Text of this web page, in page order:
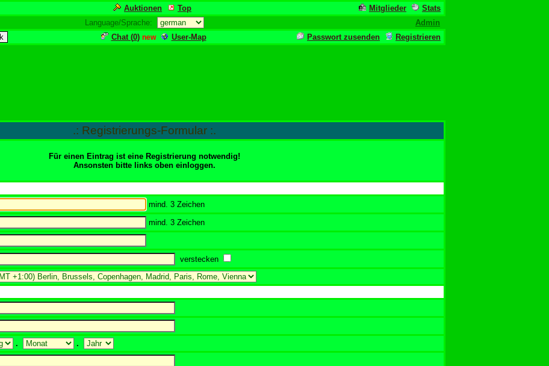
Auktionen Top Mitglieder
Stats
Language/Sprache:
Admin
Chat (0) new User-Map Passwort zusenden Registrieren
.: Registrierungs-Formular :.
Für einen Eintrag ist eine Registrierung notwendig!
Ansonsten bitte links oben einloggen.
mind. 3 Zeichen
mind. 3 Zeichen
verstecken
.
.